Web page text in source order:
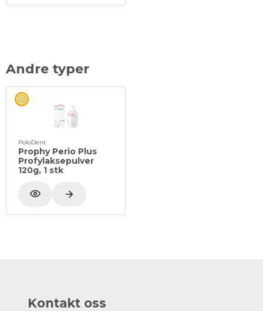
Andre typer
PoloDent
Prophy Perio Plus
Profylaksepulver
120g, 1 stk
Kontakt oss